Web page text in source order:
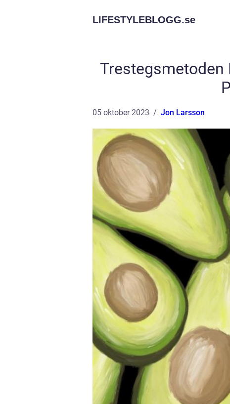
LIFESTYLEBLOGG.se
Trestegsmetoden
05 oktober 2023 Jon Larsson